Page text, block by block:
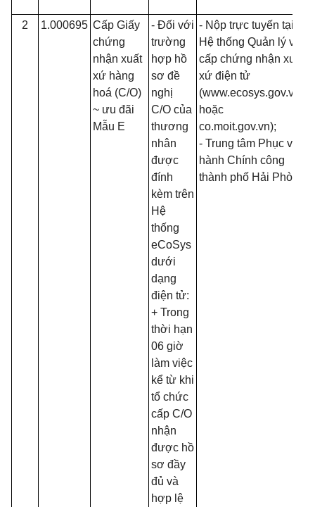
2 1.000695 Cấp Giấy
chứng
nhận xuất
xứ hàng
hoá (C/O)
~ ưu đãi
Mẫu E
- Đối với
trường
hợp hồ
sơ đề
nghị
C/O của
thương
nhân
được
đính
kèm trên
Hệ
thống
eCoSys
dưới
dạng
điện tử:
+ Trong
thời hạn
06 giờ
làm việc
kể từ khi
tổ chức
cấp C/O
nhận
được hồ
sơ đầy
đủ và
hợp lệ
- Nộp trực tuyến tại
Hệ thống Quản lý và
cấp chứng nhận xuất
xứ điện tử
(www.ecosys.gov.vn
hoặc
co.moit.gov.vn);
- Trung tâm Phục vụ
hành Chính công
thành phố Hải Phòng